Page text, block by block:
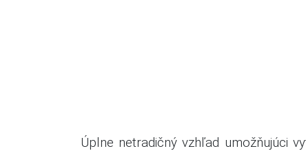
Úplne netradičný vzhľad umožňujúci